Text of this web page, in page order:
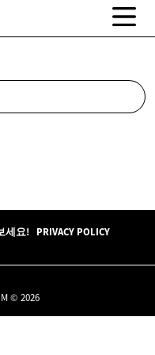
세요! PRIVACY POLICY
© 2026